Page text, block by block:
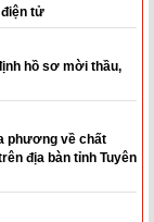
tử
hồ sơ mời thầu,
phương về chất
địa bàn tỉnh Tuyên